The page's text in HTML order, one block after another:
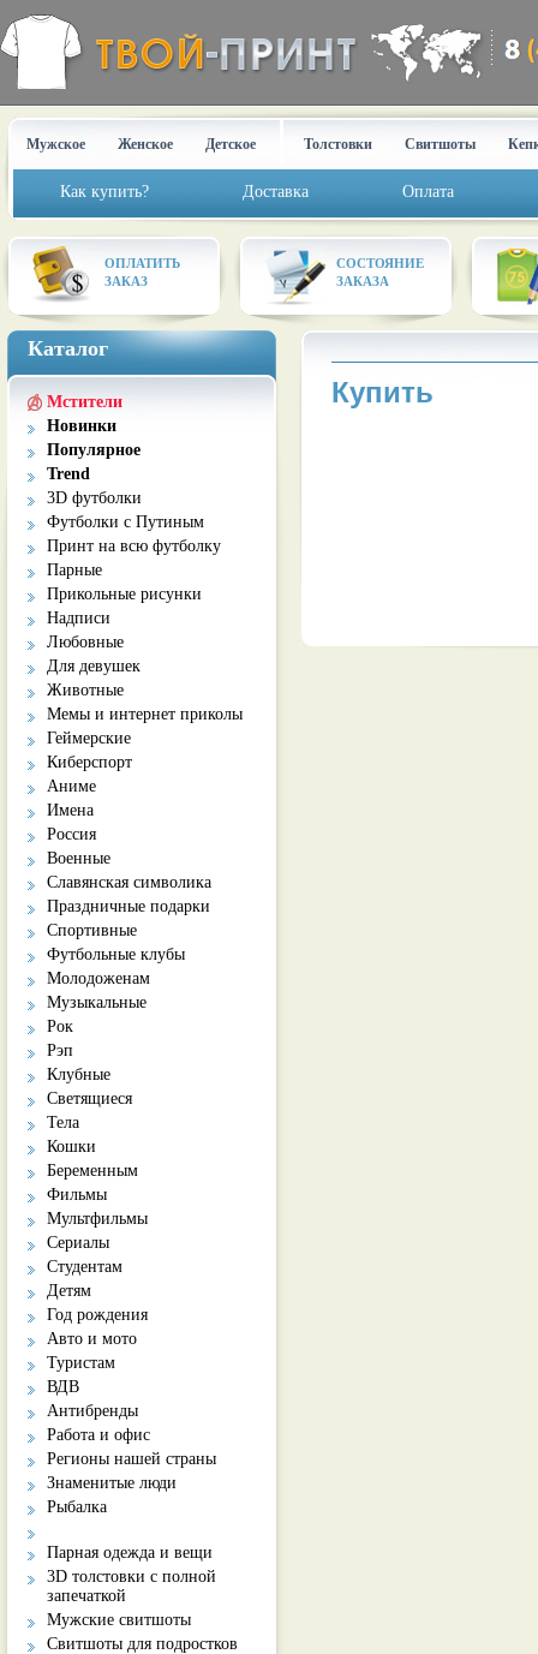
Мужское Женское Детское Толстовки Свитшоты
Как купить? Доставка Оплата
ОПЛАТИТЬ
ЗАКАЗ
СОСТОЯНИЕ
ЗАКАЗА
Каталог
Мстители
Новинки
Популярное
Trend
3D футболки
Футболки с Путиным
Принт на всю футболку
Парные
Прикольные рисунки
Надписи
Любовные
Для девушек
Животные
Мемы и интернет приколы
Геймерские
Киберспорт
Аниме
Имена
Россия
Военные
Славянская символика
Праздничные подарки
Спортивные
Футбольные клубы
Молодоженам
Музыкальные
Рок
Рэп
Клубные
Светящиеся
Тела
Кошки
Беременным
Фильмы
Мультфильмы
Сериалы
Студентам
Детям
Год рождения
Авто и мото
Туристам
ВДВ
Антибренды
Работа и офис
Регионы нашей страны
Знаменитые люди
Рыбалка
Парная одежда и вещи
3D толстовки с полной
запечаткой
Мужские свитшоты
Свитшоты для подростков
Купить